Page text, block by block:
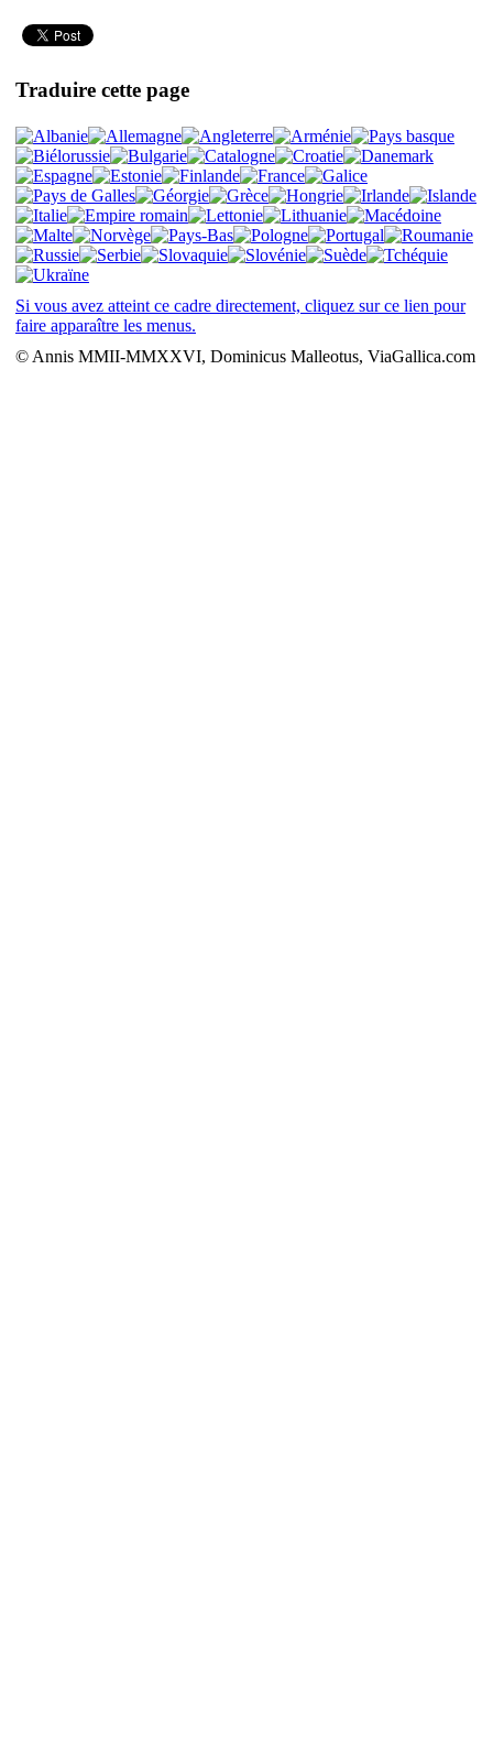
Traduire cette page
Si vous avez atteint ce cadre directement, cliquez sur ce lien pour
faire apparaître les menus.
© Annis MMII-MMXXVI, Dominicus Malleotus, ViaGallica.com